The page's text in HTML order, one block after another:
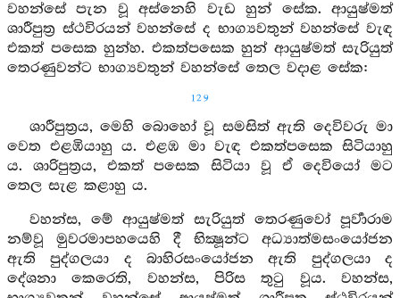
වහන්සේ පැන වූ අස්නෙහි වැඩ හුන් සේක. ආයුෂ්මත්
ශාරීපුත්‍ර ස්ථවිරයන් වහන්සේ ද භාග්‍යවතුන් වහන්සේ වැඳ
එකත් පසෙක හුන්හ. එකත්පසෙක හුන් ආයුෂ්මත් සැරියුත්
තෙරණුවන්ට භාග්‍යවතුන් වහන්සේ තෙල වදාළ සේක:
129
ශාරීපුත්‍රය, මෙහි බොහෝ වූ සමසිත් ඇති දෙවිවරු මා
වෙත එළඹියාහු ය. එළඹ මා වැඳ එකත්පසෙක සිටියාහු
ය. ශාරිපුත්‍රය, එකත් පසෙක සිටියා වූ ඒ දෙවියෝ මට
තෙල සැළ කළාහු ය.
වහන්ස, මේ ආයුෂ්මත් සැරියුත් තෙරණුවෝ පූර්‍වාරාම
නම්වූ මුවරමාපහයෙහි දී භික්‍ෂූන්ට අධ්‍යාත්මසංයෝජන
ඇති පුද්ගලයා ද බාහිරසංයෝජන ඇති පුද්ගලයා ද
දේශනා කෙරෙති, වහන්ස, පිරිස තුටු වූය. වහන්ස,